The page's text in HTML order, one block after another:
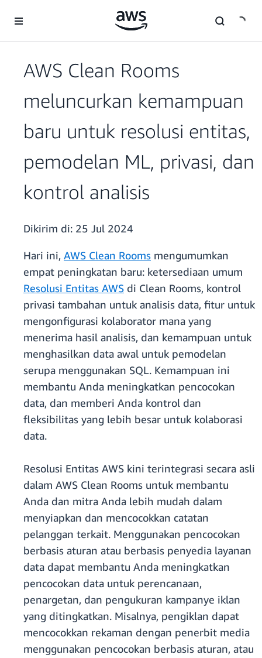
AWS Clean Rooms
meluncurkan kemampuan
baru untuk resolusi entitas,
pemodelan ML, privasi, dan
kontrol analisis
Dikirim di: 25 Jul 2024
Hari ini, AWS Clean Rooms mengumumkan
empat peningkatan baru: ketersediaan umum
Resolusi Entitas AWS di Clean Rooms, kontrol
privasi tambahan untuk analisis data, fitur untuk
mengonfigurasi kolaborator mana yang
menerima hasil analisis, dan kemampuan untuk
menghasilkan data awal untuk pemodelan
serupa menggunakan SQL. Kemampuan ini
membantu Anda meningkatkan pencocokan
data, dan memberi Anda kontrol dan
fleksibilitas yang lebih besar untuk kolaborasi
data.
Resolusi Entitas AWS kini terintegrasi secara asli
dalam AWS Clean Rooms untuk membantu
Anda dan mitra Anda lebih mudah dalam
menyiapkan dan mencocokkan catatan
pelanggan terkait. Menggunakan pencocokan
berbasis aturan atau berbasis penyedia layanan
data dapat membantu Anda meningkatkan
pencocokan data untuk perencanaan,
penargetan, dan pengukuran kampanye iklan
yang ditingkatkan. Misalnya, pengiklan dapat
mencocokkan rekaman dengan penerbit media
menggunakan pencocokan berbasis aturan, atau